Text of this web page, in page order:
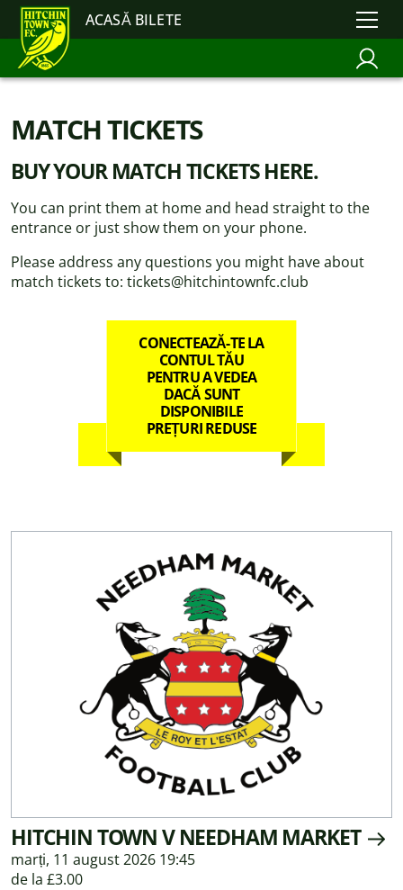
ACASĂ BILETE
MATCH TICKETS
BUY YOUR MATCH TICKETS HERE.
You can print them at home and head straight to the
entrance or just show them on your phone.
Please address any questions you might have about
match tickets to: tickets@hitchintownfc.club
CONECTEAZĂ-TE LA
CONTUL TĂU
PENTRU A VEDEA
DACĂ SUNT
DISPONIBILE
PREȚURI REDUSE
HITCHIN TOWN V NEEDHAM MARKET
marți, 11 august 2026 19:45
de la £3.00